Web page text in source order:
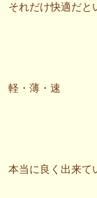
それだけ快適だと
軽・薄・速
本当に良く出来て